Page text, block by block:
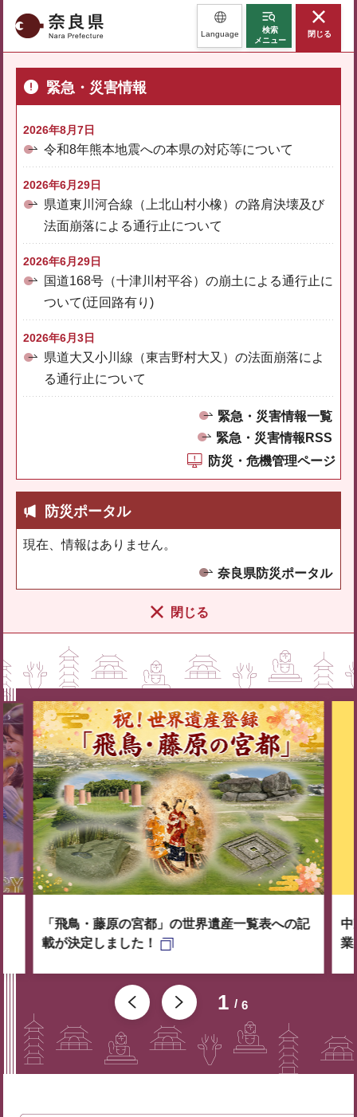
奈良県 Language
検索
メニュー
閉じる
緊急・災害情報
2026年8月7日
令和8年熊本地震への本県の対応等について
2026年6月29日
県道東川河合線（上北山村小橡）の路肩決壊及び
法面崩落による通行止について
2026年6月29日
国道168号（十津川村平谷）の崩土による通行止に
ついて(迂回路有り)
2026年6月3日
県道大又小川線（東吉野村大又）の法面崩落によ
る通行止について
緊急・災害情報一覧
緊急・災害情報RSS
防災・危機管理ページ
防災ポータル
現在、情報はありません。
奈良県防災ポータル
閉じる
1 6
「飛鳥・藤原の宮都」の世界遺産一覧表への記
載が決定しました！
中
業